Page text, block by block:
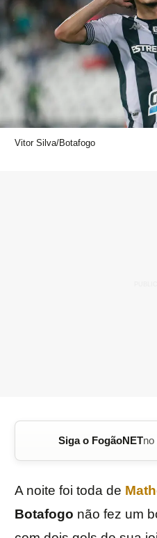
Vitor Silva/Botafogo
Siga o FogãoNET
A noite foi toda de
Botafogo não fez um